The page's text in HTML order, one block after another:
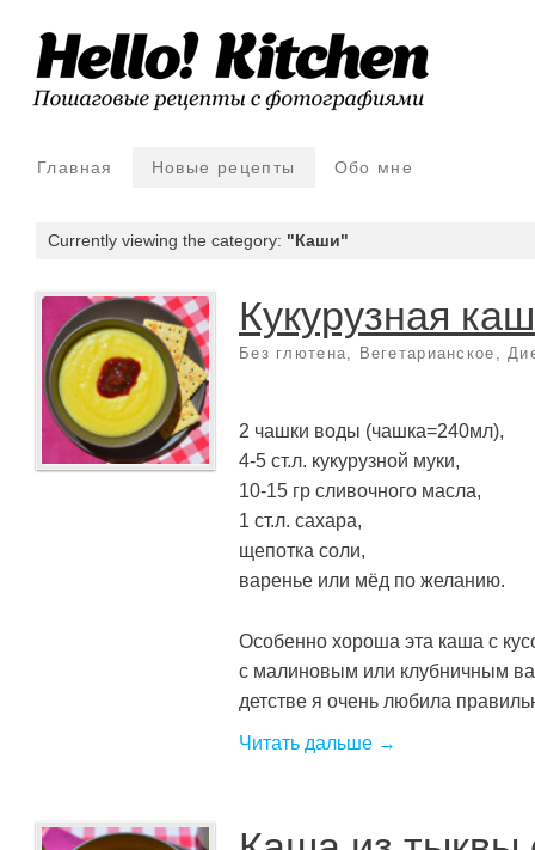
Главная Новые рецепты Обо мне
Currently viewing the category: "Каши"
Кукурузная
Без глютена Вегетарианское
2 чашки воды (чашка=240мл),
4-5 ст.л. кукурузной муки,
10-15 гр сливочного масла,
1 ст.л. сахара,
щепотка соли,
варенье или мёд по желанию.
Особенно хороша эта каша с
с малиновым или клубничным
детстве я очень любила
Читать дальше →